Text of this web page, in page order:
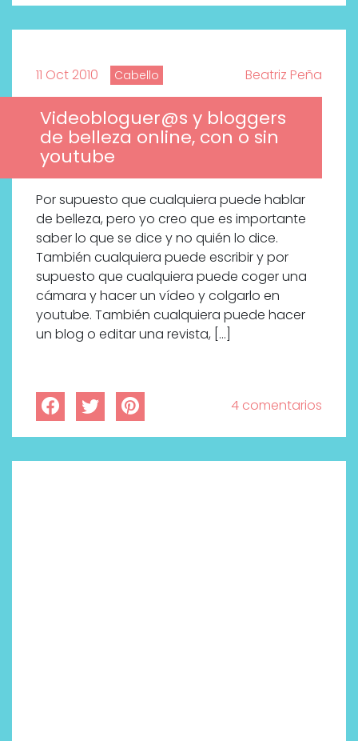
11 Oct 2010 Cabello Beatriz Peña
Videobloguer@s y bloggers
de belleza online, con o sin
youtube
Por supuesto que cualquiera puede hablar
de belleza, pero yo creo que es importante
saber lo que se dice y no quién lo dice.
También cualquiera puede escribir y por
supuesto que cualquiera puede coger una
cámara y hacer un vídeo y colgarlo en
youtube. También cualquiera puede hacer
un blog o editar una revista, […]
4 comentarios